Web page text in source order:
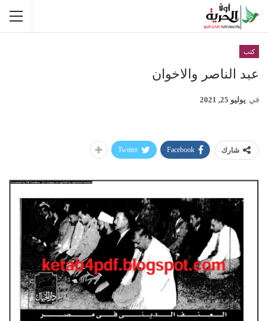
كتب
عبد الناصر والاخوان
في يوليو 25, 2021
شارك Facebook
Twitter